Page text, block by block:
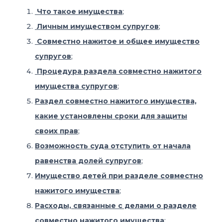
Что такое имущества;
Личным имуществом супругов;
Совместно нажитое и общее имущество
супругов;
Процедура раздела совместно нажитого
имущества супругов;
Раздел совместно нажитого имущества,
какие установлены сроки для защиты
своих прав;
Возможность суда отступить от начала
равенства долей супругов;
Имущество детей при разделе совместно
нажитого имущества;
Расходы, связанные с делами о разделе